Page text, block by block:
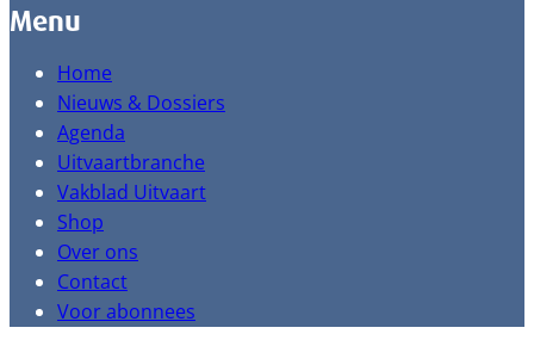
Menu
Home
Nieuws & Dossiers
Agenda
Uitvaartbranche
Vakblad Uitvaart
Shop
Over ons
Contact
Voor abonnees